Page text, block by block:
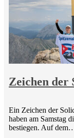
Zeichen der
Ein Zeichen der
haben am Samstag
bestiegen. Auf